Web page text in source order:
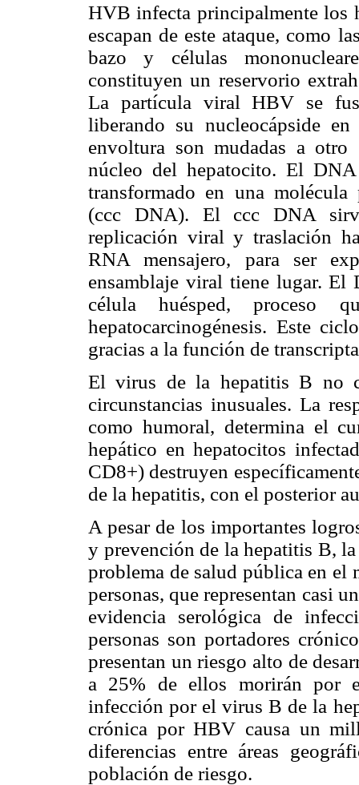
HVB infecta principalmente los
escapan de este ataque, como
bazo y células
constituyen un reservorio
La partícula viral HBV se
liberando su nucleocápside
envoltura son mudadas a
núcleo del hepatocito. El
transformado en una molécula
(ccc DNA). El ccc DNA
replicación viral y traslación
RNA mensajero, para ser
ensamblaje viral tiene lugar.
célula huésped,
hepatocarcinogénesis. Este
gracias a la función de
El virus de la hepatitis B no
circunstancias inusuales. La
como humoral, determina el
hepático en hepatocitos
CD8+) destruyen
de la hepatitis, con el posterior
A pesar de los importantes
y prevención de la hepatitis B,
problema de salud pública en el
personas, que representan casi
evidencia serológica de
personas son portadores
presentan un riesgo alto de
a 25% de ellos morirán por
infección por el virus B de la
crónica por HBV causa un
diferencias entre áreas
población de riesgo.